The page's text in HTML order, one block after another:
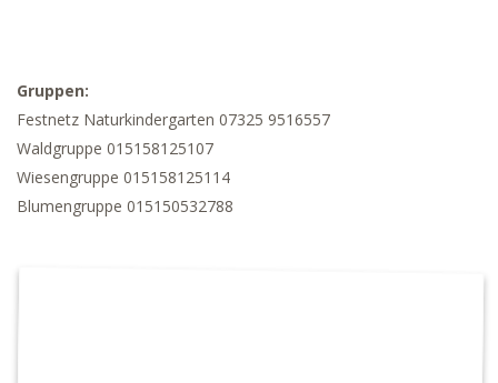
Gruppen:
Festnetz Naturkindergarten 07325 9516557
Waldgruppe 015158125107
Wiesengruppe 015158125114
Blumengruppe 015150532788